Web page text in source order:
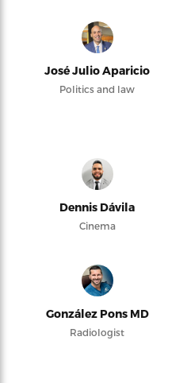
José Julio Aparicio
Politics and law
Dennis Dávila
Cinema
González Pons MD
Radiologist